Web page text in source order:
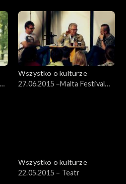
Wszystko o kulturze
27.06.2015 –Malta Festival
Wszystko o kulturze
22.05.2015 – Teatr